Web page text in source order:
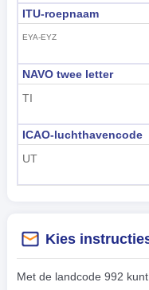
हिंदी
ITU-roepnaam
EYA-EYZ
NAVO twee letter
TI
ICAO-luchthavencode
UT
Kies
Met de landcode 992